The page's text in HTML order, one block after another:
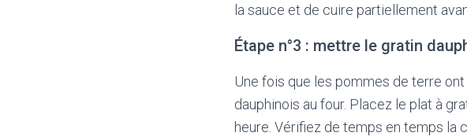
la sauce et de cuire partiellement
Étape n°3 : mettre le gratin
Une fois que les pommes de terre
dauphinois au four. Placez le plat à
heure. Vérifiez de temps en temps la